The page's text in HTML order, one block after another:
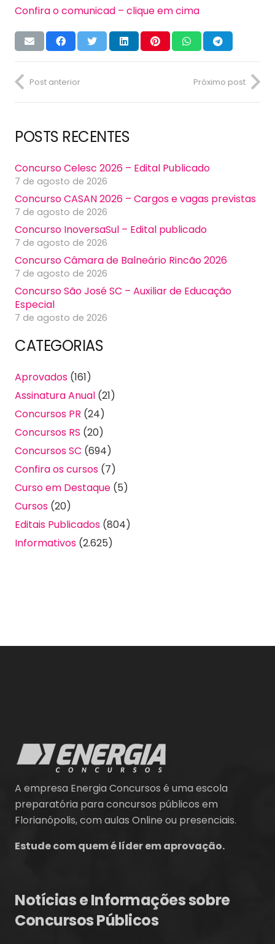
Confira o comunicad – clique em cima
Post anterior Próximo post
POSTS RECENTES
Concurso Celesc 2026 – Edital Publicado
7 de agosto de 2026
Concurso CASAN 2026 – Cargos e vagas previstas
7 de agosto de 2026
Concurso InoversaSul – Edital publicado
7 de agosto de 2026
Concurso Câmara de Balneário Rincão 2026
7 de agosto de 2026
Concurso São José SC – Auxiliar de Educação
Especial
7 de agosto de 2026
CATEGORIAS
Aprovados (161)
Assinatura Anual (21)
Concursos PR (24)
Concursos RS (20)
Concursos SC (694)
Confira os cursos (7)
Curso em Destaque (5)
Cursos (20)
Editais Publicados (804)
Informativos (2.625)
A empresa Energia Concursos é uma escola
preparatória para concursos públicos em
Florianópolis, com aulas Online ou presenciais.
Estude com quem é líder em aprovação.
Notícias e Informações sobre
Concursos Públicos